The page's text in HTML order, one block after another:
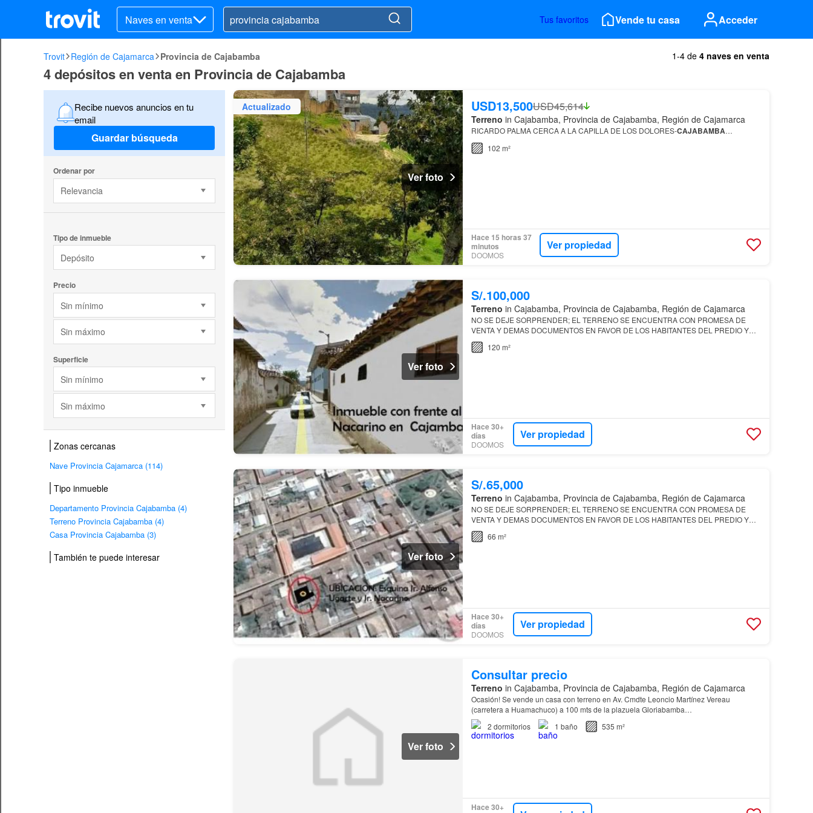
Naves en venta Tus favoritos Vende tu casa Acceder
Trovit Región de Cajamarca Provincia de Cajabamba 1-4 de 4 naves en venta
4 depósitos en venta en Provincia de Cajabamba
Recibe nuevos anuncios en tu
email
Guardar búsqueda
Ordenar por
Relevancia
Tipo de inmueble
Depósito
Precio
Sin mínimo
Sin máximo
Superficie
Sin mínimo
Sin máximo
Zonas cercanas
Nave Provincia Cajamarca (114)
Tipo inmueble
Departamento Provincia Cajabamba (4)
Terreno Provincia Cajabamba (4)
Casa Provincia Cajabamba (3)
También te puede interesar
Actualizado
Ver foto
USD13,500USD45,614
Terreno in Cajabamba, Provincia de Cajabamba, Región de Cajamarca
RICARDO PALMA CERCA A LA CAPILLA DE LOS DOLORES-CAJABAMBA…
102 m²
Hace 15 horas 37
minutos
DOOMOS
Ver propiedad
Ver foto
S/.100,000
Terreno in Cajabamba, Provincia de Cajabamba, Región de Cajamarca
NO SE DEJE SORPRENDER; EL TERRENO SE ENCUENTRA CON PROMESA DE
VENTA Y DEMAS DOCUMENTOS EN FAVOR DE LOS HABITANTES DEL PREDIO Y
NO SE ENCUENTRA EN VENTA, EVITEN ESTAFAS, CUALQUIER DUDA O CONSULTA
AL 947718189
120 m²
Hace 30+
días
DOOMOS
Ver propiedad
Ver foto
S/.65,000
Terreno in Cajabamba, Provincia de Cajabamba, Región de Cajamarca
NO SE DEJE SORPRENDER; EL TERRENO SE ENCUENTRA CON PROMESA DE
VENTA Y DEMAS DOCUMENTOS EN FAVOR DE LOS HABITANTES DEL PREDIO Y
NO SE ENCUENTRA EN VENTA, EVITEN ESTAFAS, CUALQUIER DUDA O CONSULTA
AL 947718189
66 m²
Hace 30+
días
DOOMOS
Ver propiedad
Ver foto
Consultar precio
Terreno in Cajabamba, Provincia de Cajabamba, Región de Cajamarca
Ocasión! Se vende un casa con terreno en Av. Cmdte Leoncio Martínez Vereau
(carretera a Huamachuco) a 100 mts de la plazuela Gloriabamba…
2 dormitorios 1 baño 535 m²
Hace 30+